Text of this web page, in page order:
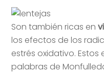
Son también ricas en
los efectos de los
estrés oxidativo. Estos
palabras de